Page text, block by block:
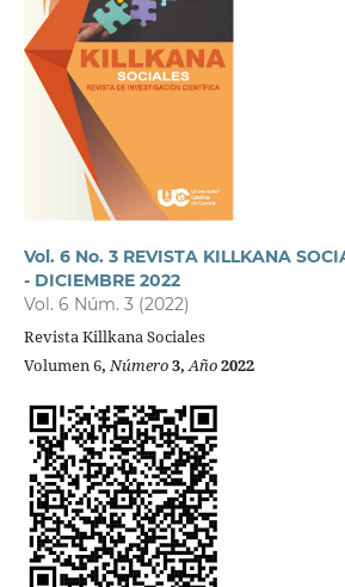
Vol. 6 No. 3 REVISTA KILLKANA
- DICIEMBRE 2022
Vol. 6 Núm. 3 (2022)
Revista Killkana Sociales
Volumen 6,Número3,Año2022